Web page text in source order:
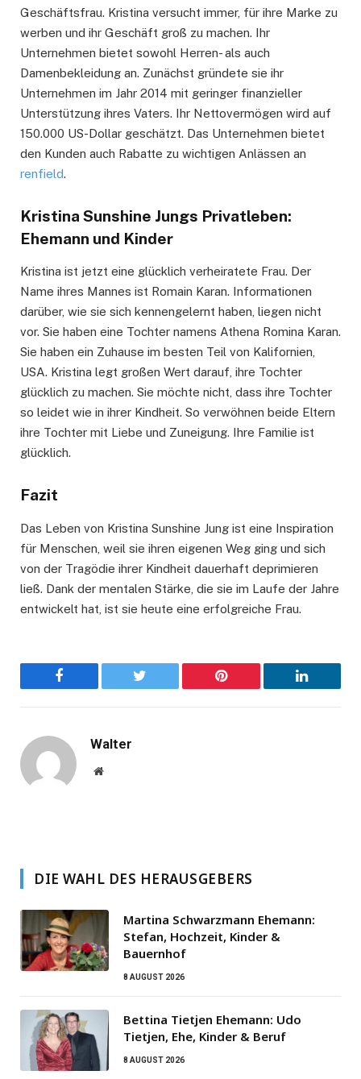
Geschäftsfrau. Kristina versucht immer, für ihre Marke zu
werben und ihr Geschäft groß zu machen. Ihr
Unternehmen bietet sowohl Herren- als auch
Damenbekleidung an. Zunächst gründete sie ihr
Unternehmen im Jahr 2014 mit geringer finanzieller
Unterstützung ihres Vaters. Ihr Nettovermögen wird auf
150.000 US-Dollar geschätzt. Das Unternehmen bietet
den Kunden auch Rabatte zu wichtigen Anlässen an
renfield.
Kristina Sunshine Jungs Privatleben:
Ehemann und Kinder
Kristina ist jetzt eine glücklich verheiratete Frau. Der
Name ihres Mannes ist Romain Karan. Informationen
darüber, wie sie sich kennengelernt haben, liegen nicht
vor. Sie haben eine Tochter namens Athena Romina Karan.
Sie haben ein Zuhause im besten Teil von Kalifornien,
USA. Kristina legt großen Wert darauf, ihre Tochter
glücklich zu machen. Sie möchte nicht, dass ihre Tochter
so leidet wie in ihrer Kindheit. So verwöhnen beide Eltern
ihre Tochter mit Liebe und Zuneigung. Ihre Familie ist
glücklich.
Fazit
Das Leben von Kristina Sunshine Jung ist eine Inspiration
für Menschen, weil sie ihren eigenen Weg ging und sich
von der Tragödie ihrer Kindheit dauerhaft deprimieren
ließ. Dank der mentalen Stärke, die sie im Laufe der Jahre
entwickelt hat, ist sie heute eine erfolgreiche Frau.
Facebook Twitter Pinterest LinkedIn
Walter
Website
DIE WAHL DES HERAUSGEBERS
Martina Schwarzmann Ehemann:
Stefan, Hochzeit, Kinder &
Bauernhof
8 AUGUST 2026
Bettina Tietjen Ehemann: Udo
Tietjen, Ehe, Kinder & Beruf
8 AUGUST 2026